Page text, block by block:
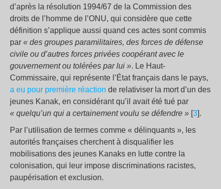
d’après la résolution 1994/67 de la Commission des
droits de l’homme de l’ONU, qui considère que cette
définition s’applique aussi quand ces actes sont commis
par « des groupes paramilitaires, des forces de défense
civile ou d’autres forces privées coopérant avec le
gouvernement ou tolérées par lui ». Le Haut-
Commissaire, qui représente l’État français dans le pays,
a eu pour première réaction de relativiser la mort d’un des
jeunes Kanak, en considérant qu’il avait été tué par
« quelqu’un qui a certainement voulu se défendre » [3].
Par l’utilisation de termes comme « délinquants », les
autorités françaises cherchent à disqualifier les
mobilisations des jeunes Kanaks en lutte contre la
colonisation, qui leur impose discriminations racistes,
paupérisation et exclusion.